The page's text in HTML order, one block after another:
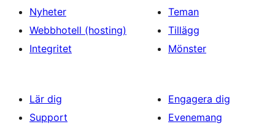
Nyheter
Webbhotell (hosting)
Integritet
Teman
Tillägg
Mönster
Lär dig
Support
Engagera dig
Evenemang